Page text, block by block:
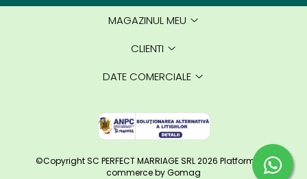
MAGAZINUL MEU
CLIENTI
DATE COMERCIALE
©Copyright SC PERFECT MARRIAGE SRL 2026 Platforma E-
commerce by Gomag